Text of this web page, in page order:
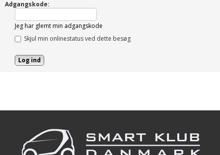
Adgangskode:
Jeg har glemt min adgangskode
Skjul min onlinestatus ved dette besøg